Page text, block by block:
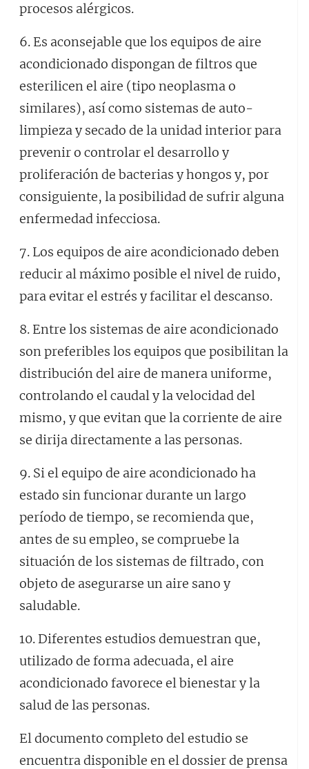
procesos alérgicos.
6. Es aconsejable que los equipos de aire
acondicionado dispongan de filtros que
esterilicen el aire (tipo neoplasma o
similares), así como sistemas de auto-
limpieza y secado de la unidad interior para
prevenir o controlar el desarrollo y
proliferación de bacterias y hongos y, por
consiguiente, la posibilidad de sufrir alguna
enfermedad infecciosa.
7. Los equipos de aire acondicionado deben
reducir al máximo posible el nivel de ruido,
para evitar el estrés y facilitar el descanso.
8. Entre los sistemas de aire acondicionado
son preferibles los equipos que posibilitan la
distribución del aire de manera uniforme,
controlando el caudal y la velocidad del
mismo, y que evitan que la corriente de aire
se dirija directamente a las personas.
9. Si el equipo de aire acondicionado ha
estado sin funcionar durante un largo
período de tiempo, se recomienda que,
antes de su empleo, se compruebe la
situación de los sistemas de filtrado, con
objeto de asegurarse un aire sano y
saludable.
10. Diferentes estudios demuestran que,
utilizado de forma adecuada, el aire
acondicionado favorece el bienestar y la
salud de las personas.
El documento completo del estudio se
encuentra disponible en el dossier de prensa